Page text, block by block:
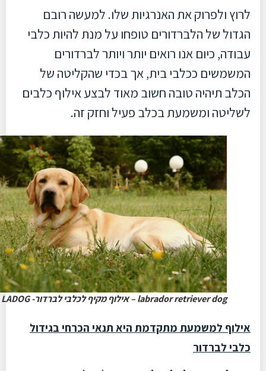
לרוץ ולפרוק את האנרגיות שלו. למעשה רובם
הגדול של הלברדורים טופחו על מנת להיות כלבי
עבודה, כיום אנו רואים יותר ויותר לברדורים
המשמשים ככלבי בית, אך בכדי שהקליטה של
הכלב תיהיה טובה חשוב מאוד לבצע אילוף כלבים
לשליטה ומשמעת בכלב פעיל וחזק זה.
labrador retriever dog – אילוף מקיף לכלבי לברדור- LADOG
אילוף למשמעת מתקדמת היא תנאי הכרחי בגידול
כלבי לברדור